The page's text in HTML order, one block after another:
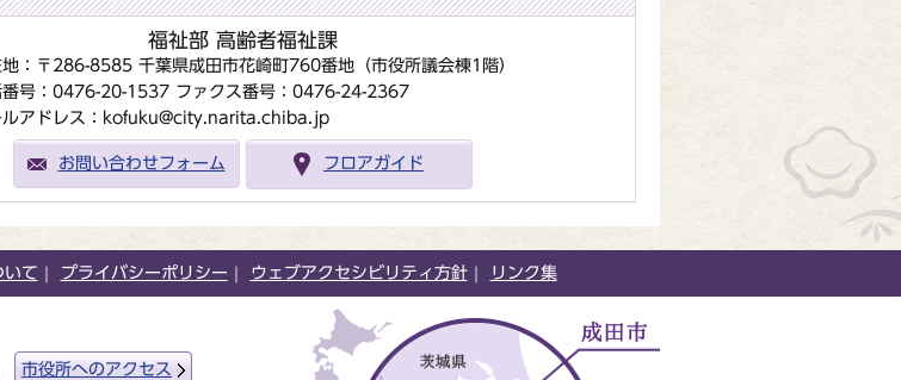
福祉部 高齢者福祉課
地：〒286-8585 千葉県成田市花崎町760番地（市役所議会棟1階）
番号：0476-20-1537 ファクス番号：0476-24-2367
ルアドレス：kofuku@city.narita.chiba.jp
お問い合わせフォーム フロアガイド
いて プライバシーポリシー ウェブアクセシビリティ方針 リンク集
市役所へのアクセス